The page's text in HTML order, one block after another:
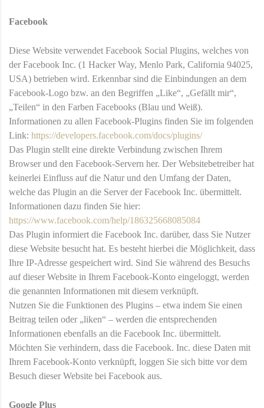
Facebook
Diese Website verwendet Facebook Social Plugins, welches von
der Facebook Inc. (1 Hacker Way, Menlo Park, California 94025,
USA) betrieben wird. Erkennbar sind die Einbindungen an dem
Facebook-Logo bzw. an den Begriffen „Like“, „Gefällt mir“,
„Teilen“ in den Farben Facebooks (Blau und Weiß).
Informationen zu allen Facebook-Plugins finden Sie im folgenden
Link: https://developers.facebook.com/docs/plugins/
Das Plugin stellt eine direkte Verbindung zwischen Ihrem
Browser und den Facebook-Servern her. Der Websitebetreiber hat
keinerlei Einfluss auf die Natur und den Umfang der Daten,
welche das Plugin an die Server der Facebook Inc. übermittelt.
Informationen dazu finden Sie hier:
https://www.facebook.com/help/186325668085084
Das Plugin informiert die Facebook Inc. darüber, dass Sie Nutzer
diese Website besucht hat. Es besteht hierbei die Möglichkeit, dass
Ihre IP-Adresse gespeichert wird. Sind Sie während des Besuchs
auf dieser Website in Ihrem Facebook-Konto eingeloggt, werden
die genannten Informationen mit diesem verknüpft.
Nutzen Sie die Funktionen des Plugins – etwa indem Sie einen
Beitrag teilen oder „liken“ – werden die entsprechenden
Informationen ebenfalls an die Facebook Inc. übermittelt.
Möchten Sie verhindern, dass die Facebook. Inc. diese Daten mit
Ihrem Facebook-Konto verknüpft, loggen Sie sich bitte vor dem
Besuch dieser Website bei Facebook aus.
Google Plus